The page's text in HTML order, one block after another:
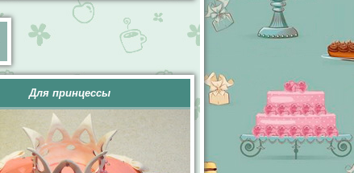
Для принцессы